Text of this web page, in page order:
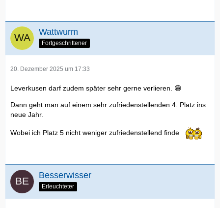
Wattwurm
Fortgeschrittener
20. Dezember 2025 um 17:33
Leverkusen darf zudem später sehr gerne verlieren. 😁
Dann geht man auf einem sehr zufriedenstellenden 4. Platz ins
neue Jahr.
Wobei ich Platz 5 nicht weniger zufriedenstellend finde
Besserwisser
Erleuchteter